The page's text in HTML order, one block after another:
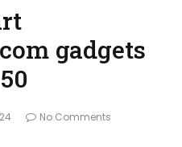
gadgets
No Comments